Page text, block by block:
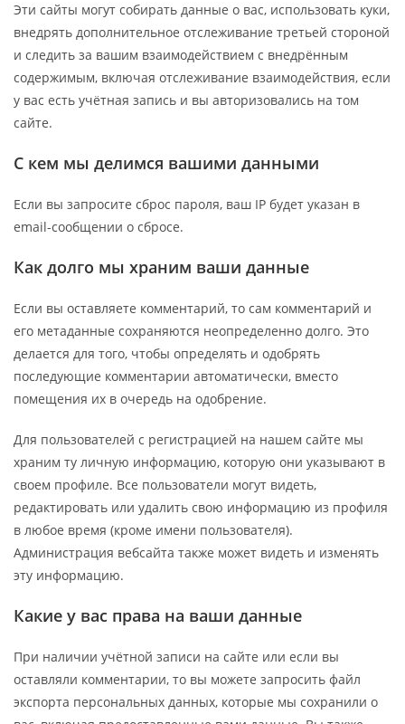
Эти сайты могут собирать данные о вас, использовать куки,
внедрять дополнительное отслеживание третьей стороной
и следить за вашим взаимодействием с внедрённым
содержимым, включая отслеживание взаимодействия, если
у вас есть учётная запись и вы авторизовались на том
сайте.
С кем мы делимся вашими данными
Если вы запросите сброс пароля, ваш IP будет указан в
email-сообщении о сбросе.
Как долго мы храним ваши данные
Если вы оставляете комментарий, то сам комментарий и
его метаданные сохраняются неопределенно долго. Это
делается для того, чтобы определять и одобрять
последующие комментарии автоматически, вместо
помещения их в очередь на одобрение.
Для пользователей с регистрацией на нашем сайте мы
храним ту личную информацию, которую они указывают в
своем профиле. Все пользователи могут видеть,
редактировать или удалить свою информацию из профиля
в любое время (кроме имени пользователя).
Администрация вебсайта также может видеть и изменять
эту информацию.
Какие у вас права на ваши данные
При наличии учётной записи на сайте или если вы
оставляли комментарии, то вы можете запросить файл
экспорта персональных данных, которые мы сохранили о